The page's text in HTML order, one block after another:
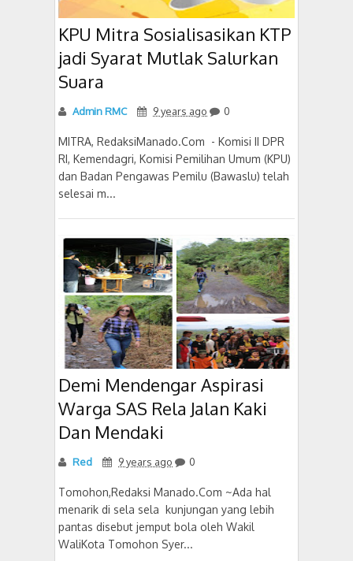
KPU Mitra Sosialisasikan KTP
jadi Syarat Mutlak Salurkan
Suara
Admin RMC 9 years ago 0
MITRA, RedaksiManado.Com - Komisi II DPR
RI, Kemendagri, Komisi Pemilihan Umum (KPU)
dan Badan Pengawas Pemilu (Bawaslu) telah
selesai m...
Demi Mendengar Aspirasi
Warga SAS Rela Jalan Kaki
Dan Mendaki
Red 9 years ago 0
Tomohon,Redaksi Manado.Com ~Ada hal
menarik di sela sela kunjungan yang lebih
pantas disebut jemput bola oleh Wakil
WaliKota Tomohon Syer...